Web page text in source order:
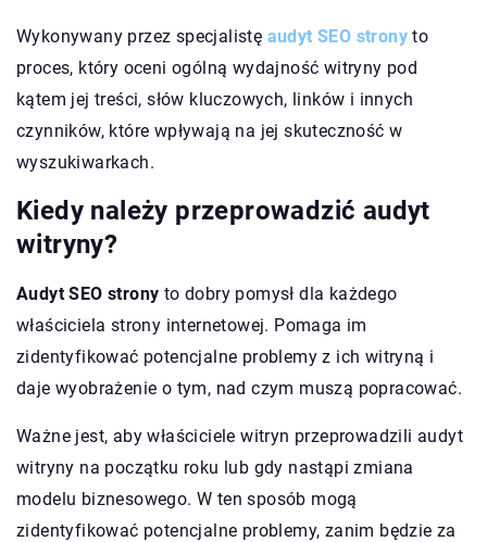
Wykonywany przez specjalistę audyt SEO strony to
proces, który oceni ogólną wydajność witryny pod
kątem jej treści, słów kluczowych, linków i innych
czynników, które wpływają na jej skuteczność w
wyszukiwarkach.
Kiedy należy przeprowadzić audyt
witryny?
Audyt SEO strony to dobry pomysł dla każdego
właściciela strony internetowej. Pomaga im
zidentyfikować potencjalne problemy z ich witryną i
daje wyobrażenie o tym, nad czym muszą popracować.
Ważne jest, aby właściciele witryn przeprowadzili audyt
witryny na początku roku lub gdy nastąpi zmiana
modelu biznesowego. W ten sposób mogą
zidentyfikować potencjalne problemy, zanim będzie za